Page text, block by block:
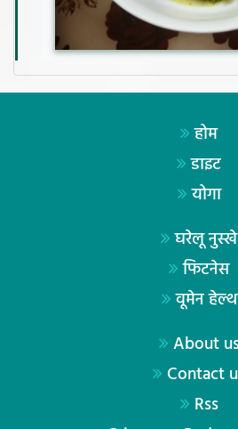
होम
डाइट
योगा
घरेलू नुस्खे
फिटनेस
वूमेन हेल्थ
About
Contact
Rss